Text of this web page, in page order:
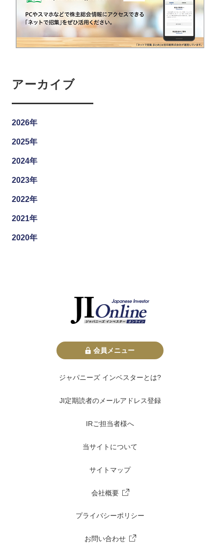
アーカイブ
2026年
2025年
2024年
2023年
2022年
2021年
2020年
会員メニュー
ジャパニーズ インベスターとは?
JI定期読者のメールアドレス登録
IRご担当者様へ
当サイトについて
サイトマップ
会社概要
プライバシーポリシー
お問い合わせ